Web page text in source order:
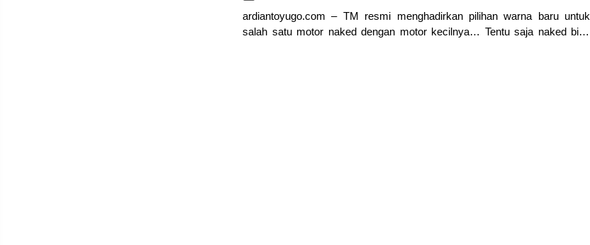
ardiantoyugo.com – TM resmi menghadirkan pilihan warna baru untuk
salah satu motor naked dengan motor kecilnya… Tentu saja naked bike